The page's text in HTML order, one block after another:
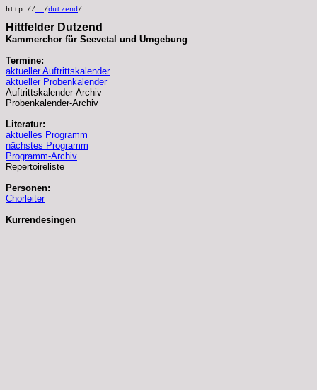
http://../dutzend/
Hittfelder Dutzend
Kammerchor für Seevetal und Umgebung
Termine:
aktueller Auftrittskalender
aktueller Probenkalender
Auftrittskalender-Archiv
Probenkalender-Archiv
Literatur:
aktuelles Programm
nächstes Programm
Programm-Archiv
Repertoireliste
Personen:
Chorleiter
Kurrendesingen